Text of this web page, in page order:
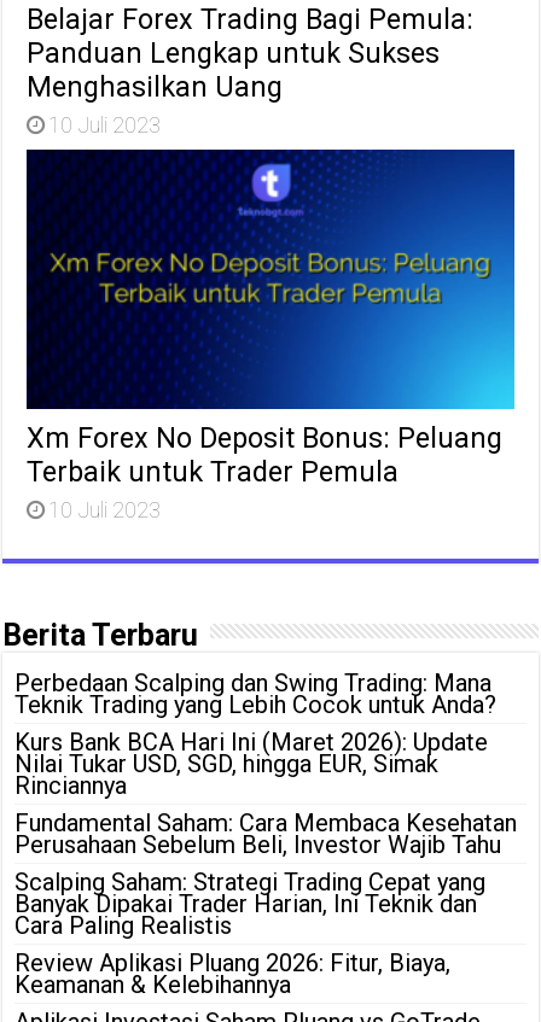
Belajar Forex Trading Bagi Pemula:
Panduan Lengkap untuk Sukses
Menghasilkan Uang
10 Juli 2023
Xm Forex No Deposit Bonus: Peluang
Terbaik untuk Trader Pemula
10 Juli 2023
Berita Terbaru
Perbedaan Scalping dan Swing Trading: Mana
Teknik Trading yang Lebih Cocok untuk Anda?
Kurs Bank BCA Hari Ini (Maret 2026): Update
Nilai Tukar USD, SGD, hingga EUR, Simak
Rinciannya
Fundamental Saham: Cara Membaca Kesehatan
Perusahaan Sebelum Beli, Investor Wajib Tahu
Scalping Saham: Strategi Trading Cepat yang
Banyak Dipakai Trader Harian, Ini Teknik dan
Cara Paling Realistis
Review Aplikasi Pluang 2026: Fitur, Biaya,
Keamanan & Kelebihannya